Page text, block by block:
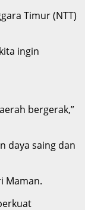
Timur (NTT)
ingin
bergerak,”
daya saing dan
Maman.